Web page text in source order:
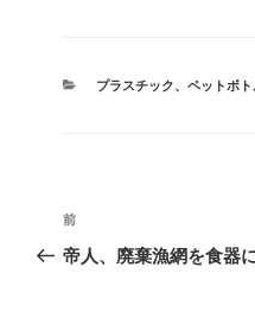
で
開
(
新
ま
す
カ
プラスチック、 ペットボト
投
稿
前
の
前
帝人、廃棄漁網を食器